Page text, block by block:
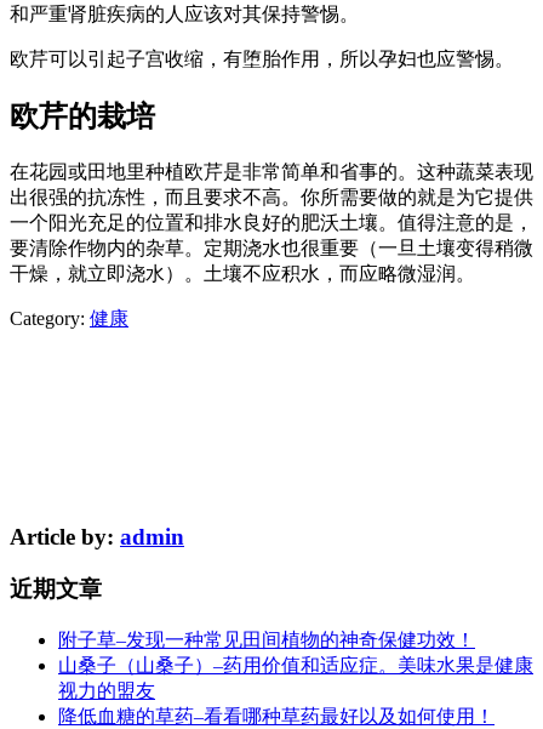
和严重肾脏疾病的人应该对其保持警惕。
欧芹可以引起子宫收缩，有堕胎作用，所以孕妇也应警惕。
欧芹的栽培
在花园或田地里种植欧芹是非常简单和省事的。这种蔬菜表现
出很强的抗冻性，而且要求不高。你所需要做的就是为它提供
一个阳光充足的位置和排水良好的肥沃土壤。值得注意的是，
要清除作物内的杂草。定期浇水也很重要（一旦土壤变得稍微
干燥，就立即浇水）。土壤不应积水，而应略微湿润。
Category: 健康
Article by: admin
近期文章
附子草–发现一种常见田间植物的神奇保健功效！
山桑子（山桑子）–药用价值和适应症。美味水果是健康
视力的盟友
降低血糖的草药–看看哪种草药最好以及如何使用！